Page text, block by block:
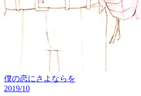
僕の恋にさよならを
2019/10